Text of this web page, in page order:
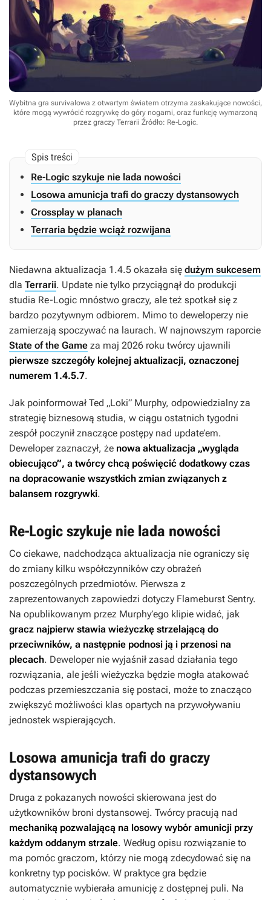
Wybitna gra survivalowa z otwartym światem otrzyma zaskakujące nowości,
które mogą wywrócić rozgrywkę do góry nogami, oraz funkcję wymarzoną
przez graczy Terrarii Źródło: Re-Logic.
Re-Logic szykuje nie lada nowości
Losowa amunicja trafi do graczy dystansowych
Crossplay w planach
Terraria będzie wciąż rozwijana
Niedawna aktualizacja 1.4.5 okazała się dużym sukcesem
dla Terrarii. Update nie tylko przyciągnął do produkcji
studia Re-Logic mnóstwo graczy, ale też spotkał się z
bardzo pozytywnym odbiorem. Mimo to deweloperzy nie
zamierzają spoczywać na laurach. W najnowszym raporcie
State of the Game za maj 2026 roku twórcy ujawnili
pierwsze szczegóły kolejnej aktualizacji, oznaczonej
numerem 1.4.5.7.
Jak poinformował Ted „Loki” Murphy, odpowiedzialny za
strategię biznesową studia, w ciągu ostatnich tygodni
zespół poczynił znaczące postępy nad update’em.
Deweloper zaznaczył, że nowa aktualizacja „wygląda
obiecująco”, a twórcy chcą poświęcić dodatkowy czas
na dopracowanie wszystkich zmian związanych z
balansem rozgrywki.
Re-Logic szykuje nie lada nowości
Co ciekawe, nadchodząca aktualizacja nie ograniczy się
do zmiany kilku współczynników czy obrażeń
poszczególnych przedmiotów. Pierwsza z
zaprezentowanych zapowiedzi dotyczy Flameburst Sentry.
Na opublikowanym przez Murphy’ego klipie widać, jak
gracz najpierw stawia wieżyczkę strzelającą do
przeciwników, a następnie podnosi ją i przenosi na
plecach. Deweloper nie wyjaśnił zasad działania tego
rozwiązania, ale jeśli wieżyczka będzie mogła atakować
podczas przemieszczania się postaci, może to znacząco
zwiększyć możliwości klas opartych na przywoływaniu
jednostek wspierających.
Losowa amunicja trafi do graczy
dystansowych
Druga z pokazanych nowości skierowana jest do
użytkowników broni dystansowej. Twórcy pracują nad
mechaniką pozwalającą na losowy wybór amunicji przy
każdym oddanym strzale. Według opisu rozwiązanie to
ma pomóc graczom, którzy nie mogą zdecydować się na
konkretny typ pocisków. W praktyce gra będzie
automatycznie wybierała amunicję z dostępnej puli. Na